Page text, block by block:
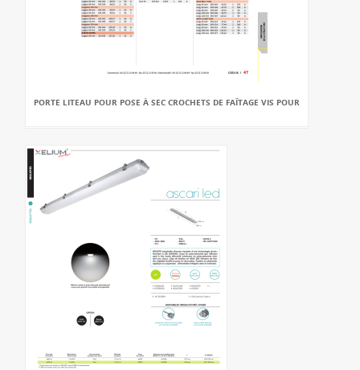
PORTE LITEAU POUR POSE À SEC CROCHETS DE FAÎTAGE VIS POUR